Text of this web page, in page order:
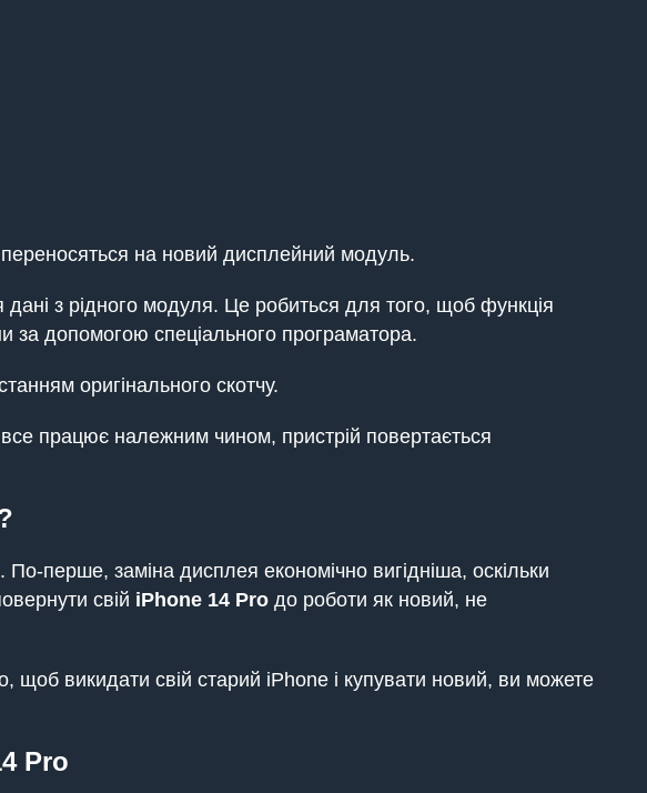
на новий дисплейний модуль.
з рідного модуля. Це робиться для того, щоб функція
допомогою спеціального програматора.
оригінального скотчу.
працює належним чином, пристрій повертається
перше, заміна дисплея економічно вигідніша, оскільки
свій iPhone 14 Pro до роботи як новий, не
щоб викидати свій старий iPhone і купувати новий, ви можете
Pro